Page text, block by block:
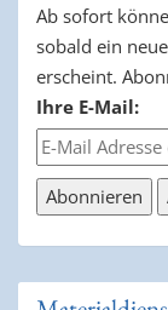
Ab sofort
sobald ein
erscheint.
Ihre E-Mail: